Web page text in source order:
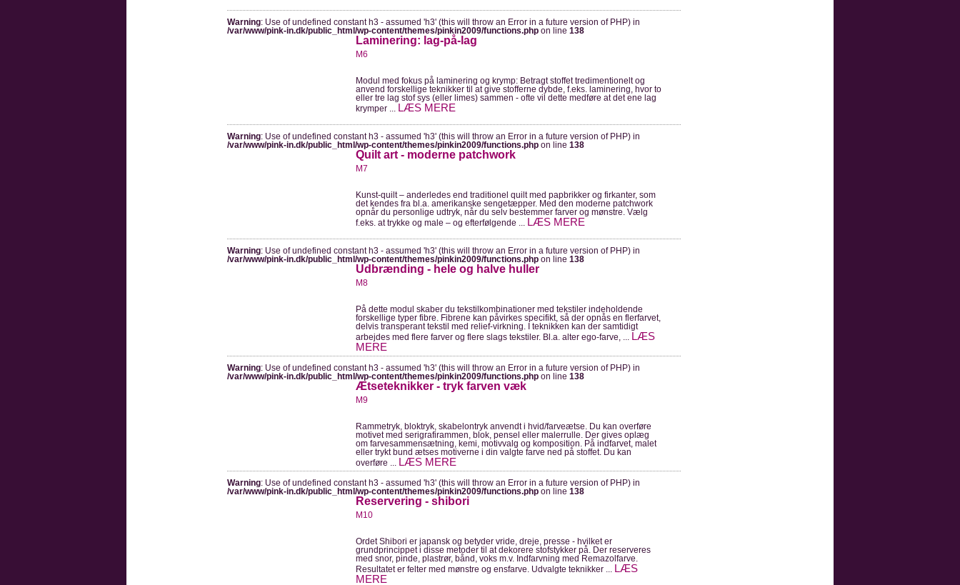
Warning: Use of undefined constant h3 - assumed 'h3' (this will throw an Error in a future version of PHP) in
/var/www/pink-in.dk/public_html/wp-content/themes/pinkin2009/functions.php on line 138
Laminering: lag-på-lag
M6
Modul med fokus på laminering og krymp: Betragt stoffet tredimentionelt og
anvend forskellige teknikker til at give stofferne dybde, f.eks. laminering, hvor to
eller tre lag stof sys (eller limes) sammen - ofte vil dette medføre at det ene lag
krymper ... LÆS MERE
Warning: Use of undefined constant h3 - assumed 'h3' (this will throw an Error in a future version of PHP) in
/var/www/pink-in.dk/public_html/wp-content/themes/pinkin2009/functions.php on line 138
Quilt art - moderne patchwork
M7
Kunst-quilt – anderledes end traditionel quilt med papbrikker og firkanter, som
det kendes fra bl.a. amerikanske sengetæpper. Med den moderne patchwork
opnår du personlige udtryk, når du selv bestemmer farver og mønstre. Vælg
f.eks. at trykke og male – og efterfølgende ... LÆS MERE
Warning: Use of undefined constant h3 - assumed 'h3' (this will throw an Error in a future version of PHP) in
/var/www/pink-in.dk/public_html/wp-content/themes/pinkin2009/functions.php on line 138
Udbrænding - hele og halve huller
M8
På dette modul skaber du tekstilkombinationer med tekstiler indeholdende
forskellige typer fibre. Fibrene kan påvirkes specifikt, så der opnås en flerfarvet,
delvis transperant tekstil med relief-virkning. I teknikken kan der samtidigt
arbejdes med flere farver og flere slags tekstiler. Bl.a. alter ego-farve, ... LÆS
MERE
Warning: Use of undefined constant h3 - assumed 'h3' (this will throw an Error in a future version of PHP) in
/var/www/pink-in.dk/public_html/wp-content/themes/pinkin2009/functions.php on line 138
Ætseteknikker - tryk farven væk
M9
Rammetryk, bloktryk, skabelontryk anvendt i hvid/farveætse. Du kan overføre
motivet med serigrafirammen, blok, pensel eller malerrulle. Der gives oplæg
om farvesammensætning, kemi, motivvalg og komposition. På indfarvet, malet
eller trykt bund ætses motiverne i din valgte farve ned på stoffet. Du kan
overføre ... LÆS MERE
Warning: Use of undefined constant h3 - assumed 'h3' (this will throw an Error in a future version of PHP) in
/var/www/pink-in.dk/public_html/wp-content/themes/pinkin2009/functions.php on line 138
Reservering - shibori
M10
Ordet Shibori er japansk og betyder vride, dreje, presse - hvilket er
grundprincippet i disse metoder til at dekorere stofstykker på. Der reserveres
med snor, pinde, plastrør, bånd, voks m.v. Indfarvning med Remazolfarve.
Resultatet er felter med mønstre og ensfarve. Udvalgte teknikker ... LÆS
MERE